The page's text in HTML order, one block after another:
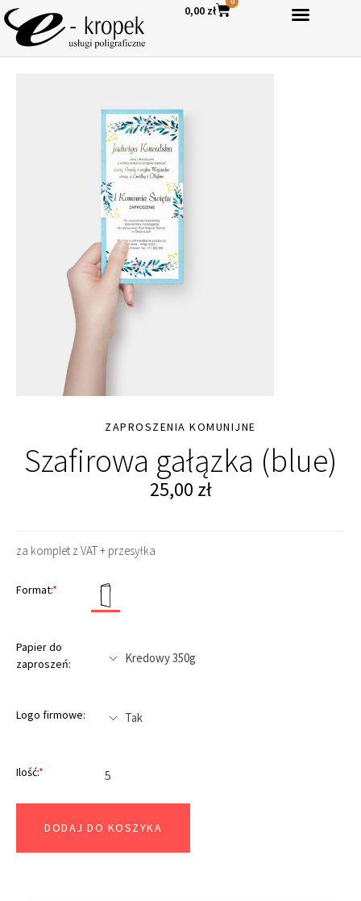
0,00 zł
ZAPROSZENIA KOMUNIJNE
Szafirowa gałązka (blue)
25,00 zł
za komplet z VAT + przesyłka
Format:*
Papier do
zaproszeń:
Logo firmowe:
Ilość:*
DODAJ DO KOSZYKA